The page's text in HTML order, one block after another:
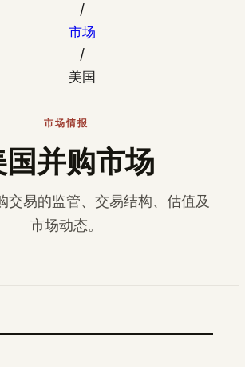
/
市场
/
美国
市场情报
国并购市场
交易的监管、交易结构、估值及
市场动态。